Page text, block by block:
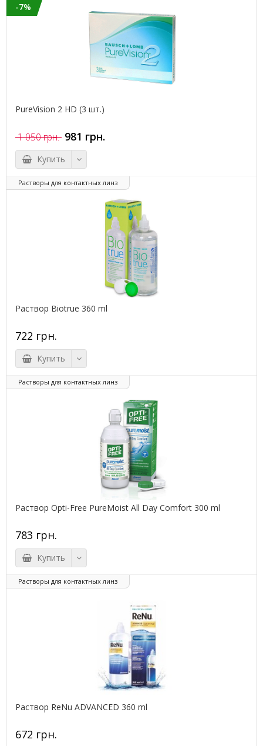
-7%
PureVision 2 HD (3 шт.)
1 050 грн. 981 грн.
Купить
Растворы для контактных линз
Pаствор Biotrue 360 ml
722 грн.
Купить
Растворы для контактных линз
Раствор Opti-Free PureMoist All Day Comfort 300 ml
783 грн.
Купить
Растворы для контактных линз
Раствор ReNu ADVANCED 360 ml
672 грн.